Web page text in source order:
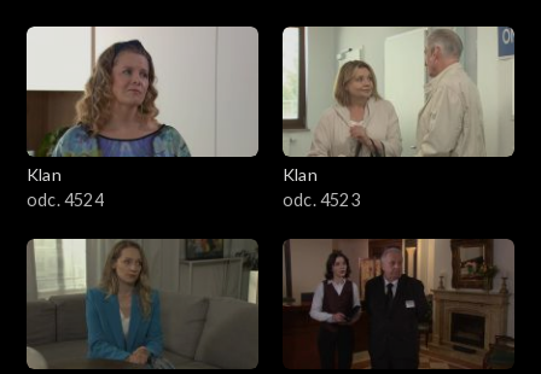
Klan
odc. 4524
Klan
odc. 4523